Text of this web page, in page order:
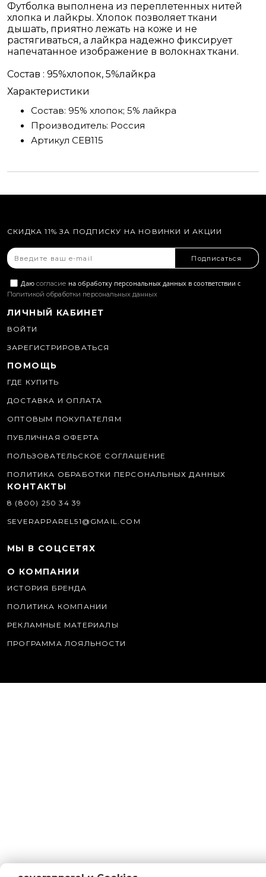
Футболка выполнена из переплетенных нитей
хлопка и лайкры. Хлопок позволяет ткани
дышать, приятно лежать на коже и не
растягиваться, а лайкра надежно фиксирует
напечатанное изображение в волокнах ткани.
Состав : 95%хлопок, 5%лайкра
Характеристики
Состав: 95% хлопок; 5% лайкра
Производитель: Россия
Артикул СЕВ115
СКИДКА 11% ЗА ПОДПИСКУ НА НОВИНКИ И АКЦИИ
Подписаться
Даю согласие на обработку персональных данных в соответствии с
Политикой обработки персональных данных
ЛИЧНЫЙ КАБИНЕТ
ВОЙТИ
ЗАРЕГИСТРИРОВАТЬСЯ
ПОМОЩЬ
ГДЕ КУПИТЬ
ДОСТАВКА И ОПЛАТА
ОПТОВЫМ ПОКУПАТЕЛЯМ
ПУБЛИЧНАЯ ОФЕРТА
ПОЛЬЗОВАТЕЛЬСКОЕ СОГЛАШЕНИЕ
ПОЛИТИКА ОБРАБОТКИ ПЕРСОНАЛЬНЫХ ДАННЫХ
КОНТАКТЫ
8 (800) 250 34 39
SEVERAPPAREL51@GMAIL.COM
МЫ В СОЦСЕТЯХ
О КОМПАНИИ
ИСТОРИЯ БРЕНДА
ПОЛИТИКА КОМПАНИИ
РЕКЛАМНЫЕ МАТЕРИАЛЫ
ПРОГРАММА ЛОЯЛЬНОСТИ